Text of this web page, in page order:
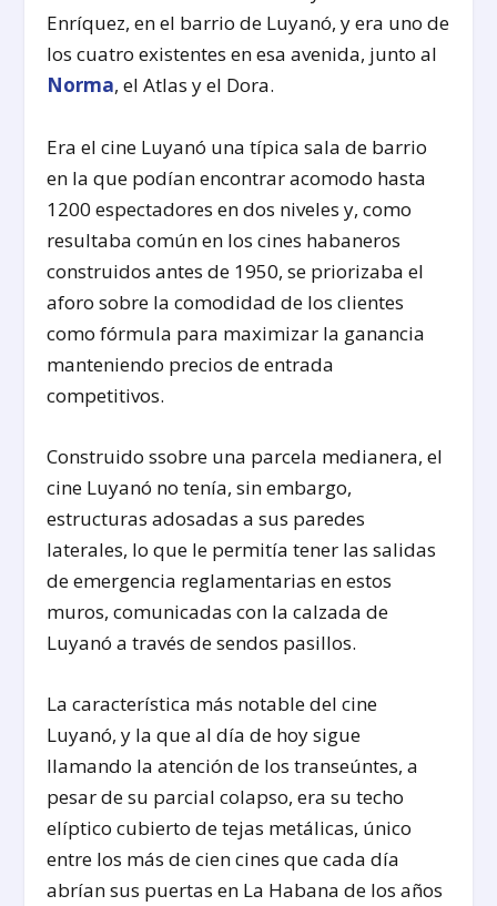
Enríquez, en el barrio de Luyanó, y era uno de
los cuatro existentes en esa avenida, junto al
Norma, el Atlas y el Dora.
Era el cine Luyanó una típica sala de barrio
en la que podían encontrar acomodo hasta
1200 espectadores en dos niveles y, como
resultaba común en los cines habaneros
construidos antes de 1950, se priorizaba el
aforo sobre la comodidad de los clientes
como fórmula para maximizar la ganancia
manteniendo precios de entrada
competitivos.
Construido ssobre una parcela medianera, el
cine Luyanó no tenía, sin embargo,
estructuras adosadas a sus paredes
laterales, lo que le permitía tener las salidas
de emergencia reglamentarias en estos
muros, comunicadas con la calzada de
Luyanó a través de sendos pasillos.
La característica más notable del cine
Luyanó, y la que al día de hoy sigue
llamando la atención de los transeúntes, a
pesar de su parcial colapso, era su techo
elíptico cubierto de tejas metálicas, único
entre los más de cien cines que cada día
abrían sus puertas en La Habana de los años